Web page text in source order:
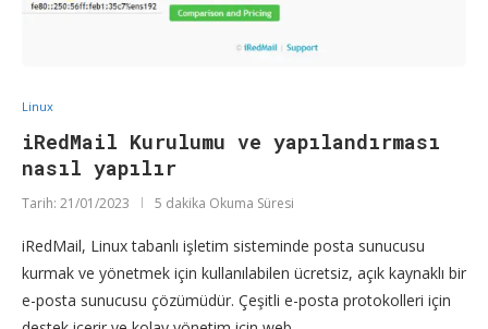
Linux
iRedMail Kurulumu ve yapılandırması
nasıl yapılır
Tarih: 21/01/2023 5 dakika Okuma Süresi
iRedMail, Linux tabanlı işletim sisteminde posta sunucusu
kurmak ve yönetmek için kullanılabilen ücretsiz, açık kaynaklı bir
e-posta sunucusu çözümüdür. Çeşitli e-posta protokolleri için